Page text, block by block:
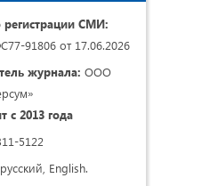
СМИ:
91806 от 17.06.2026
журнала: ООО
с 2013 года
5122
русский, English.